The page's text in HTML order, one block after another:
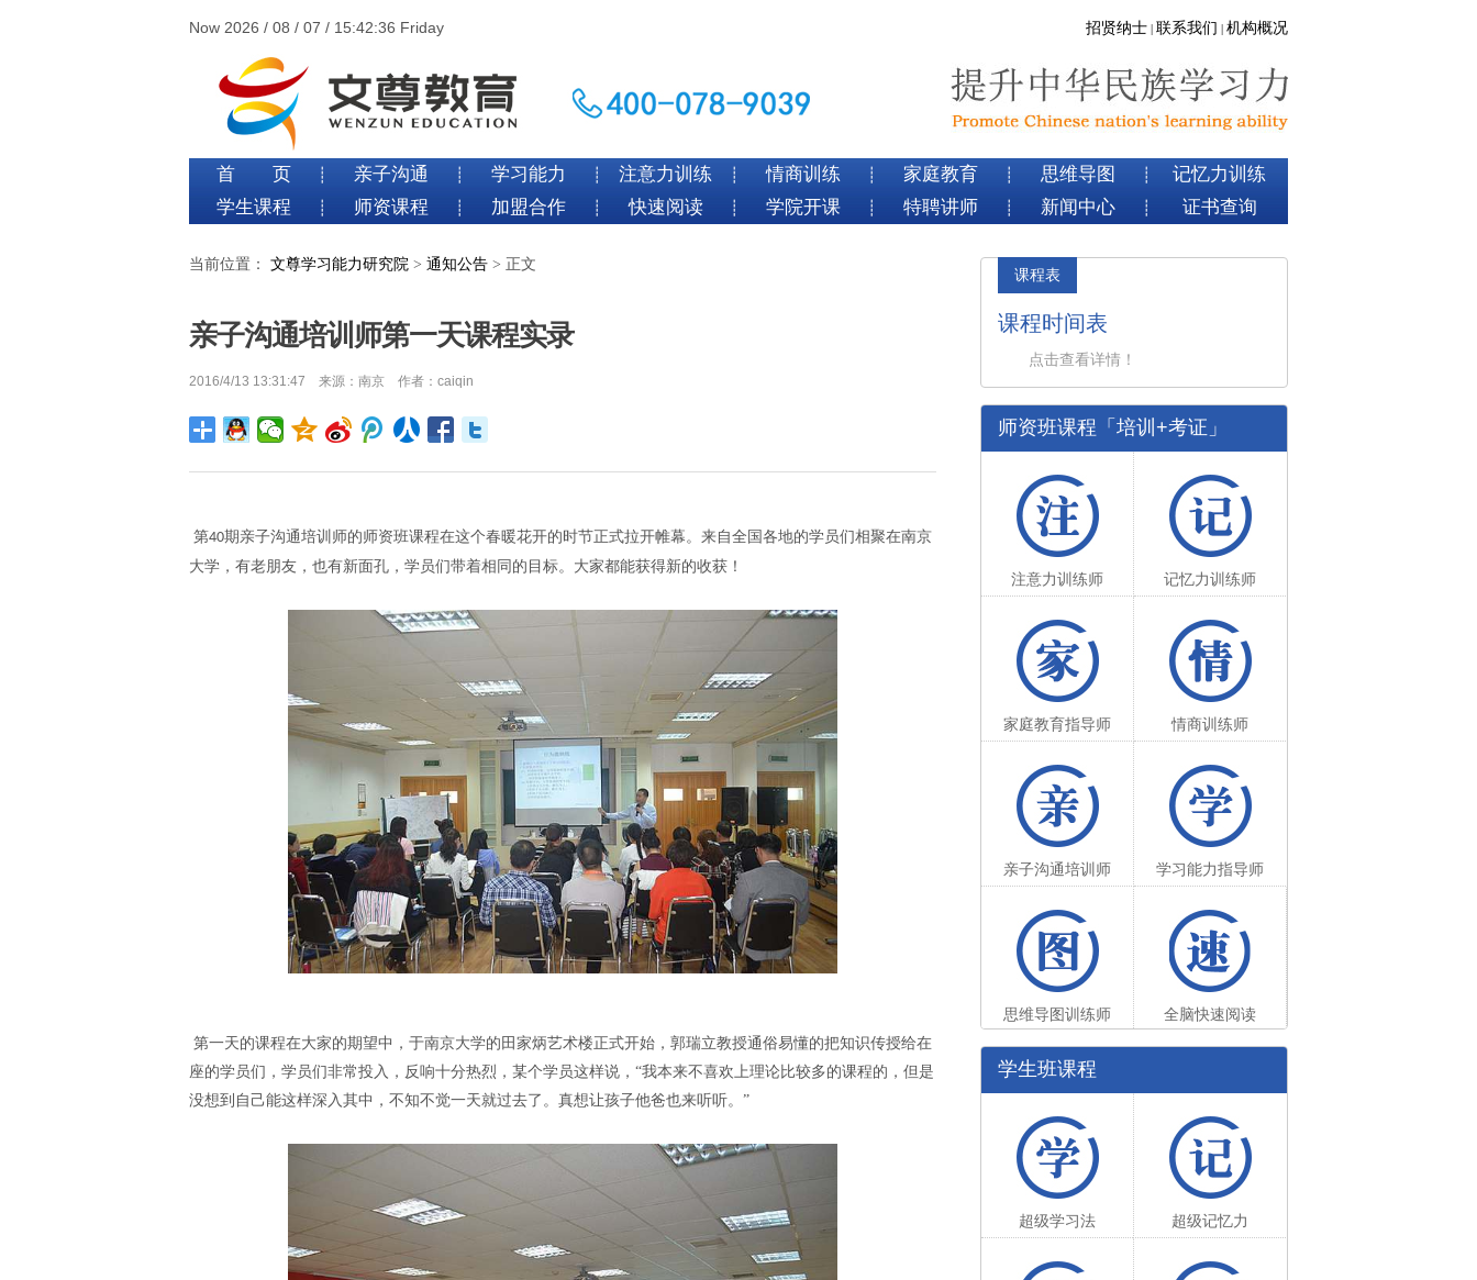
Now 2026 / 08 / 07 / 15:42:36 Friday 招贤纳士 | 联系我们 | 机构概况
首 页 ┊ 亲子沟通 ┊ 学习能力 ┊ 注意力训练 ┊ 情商训练 ┊ 家庭教育 ┊ 思维导图 ┊
记忆力训练
学生课程
┊ 师资课程 ┊ 加盟合作 ┊ 快速阅读 ┊ 学院开课 ┊ 特聘讲师 ┊ 新闻中心 ┊ 证书查询
当前位置： 文尊学习能力研究院 > 通知公告 > 正文
亲子沟通培训师第一天课程实录
2016/4/13 13:31:47 来源：南京 作者：caiqin
第40期亲子沟通培训师的师资班课程在这个春暖花开的时节正式拉开帷幕。来自全国各地的学员们相聚在南京
大学， 有老朋友，也有新面孔 ， 学员们带着相同 的目标。大家都能获得新的收获！
第一天的课程在大家的期望中，于南京大学的田家炳艺术楼正式开始，郭瑞立教授通俗易懂的把知识传授给在
座的学员们，学员们非常投入，反响十分热烈，某个学员这样说，“我本来不喜欢上理论比较多的课程的，但是
没想到自己能这样深入其中，不知不觉一天就过去了。真想让孩子他爸也来听听。”
课程表
课程时间表
点击查看详情！
师资班课程「培训+考证」
注意力训练师 记忆力训练师
家庭教育指导师 情商训练师
亲子沟通培训师 学习能力指导师
思维导图训练师 全脑快速阅读
学生班课程
超级学习法 超级记忆力